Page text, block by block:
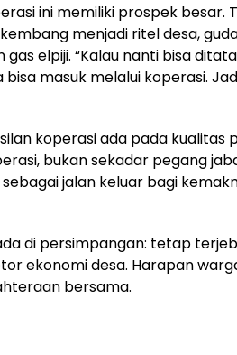
ini memiliki prospek besar.
menjadi ritel desa,
elpiji. “Kalau nanti bisa
masuk melalui koperasi.
koperasi ada pada kualitas
bukan sekadar pegang
jalan keluar bagi
di persimpangan: tetap
ekonomi desa. Harapan
bersama.